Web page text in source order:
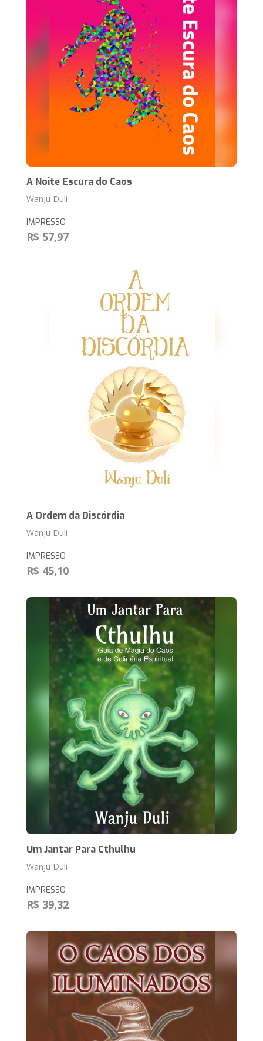
A Noite Escura do Caos
Wanju Duli
IMPRESSO
R$ 57,97
A Ordem da Discórdia
Wanju Duli
IMPRESSO
R$ 45,10
Um Jantar Para Cthulhu
Wanju Duli
IMPRESSO
R$ 39,32